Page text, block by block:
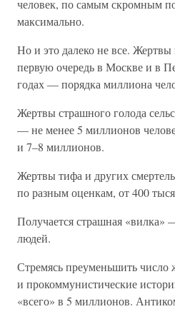
человек, по самым скромным
максимально.
Но и это далеко не все. Жертвы
первую очередь в Москве и в
годах — порядка миллиона
Жертвы страшного голода
— не менее 5 миллионов
и 7–8 миллионов.
Жертвы тифа и других
по разным оценкам, от 400
Получается страшная «вилка»
людей.
Стремясь преуменьшить число
и прокоммунистические
«всего» в 5 миллионов.